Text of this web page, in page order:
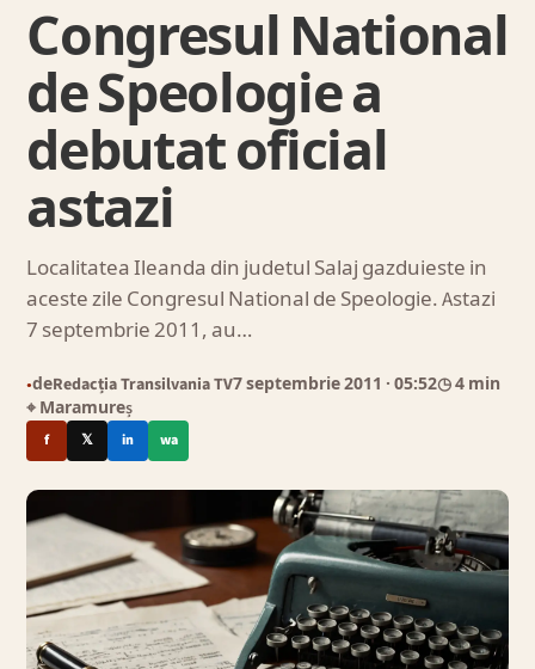
Congresul National
de Speologie a
debutat oficial
astazi
Localitatea Ileanda din judetul Salaj gazduieste in
aceste zile Congresul National de Speologie. Astazi
7 septembrie 2011, au…
●deRedacția Transilvania TV7 septembrie 2011 · 05:52◷ 4 min
⌖ Maramureș
f 𝕏 in wa